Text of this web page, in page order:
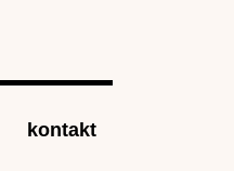
kontakt